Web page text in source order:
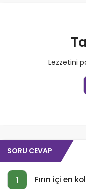
Lezzetini
SORU CEVAP
1 Fırın içi en